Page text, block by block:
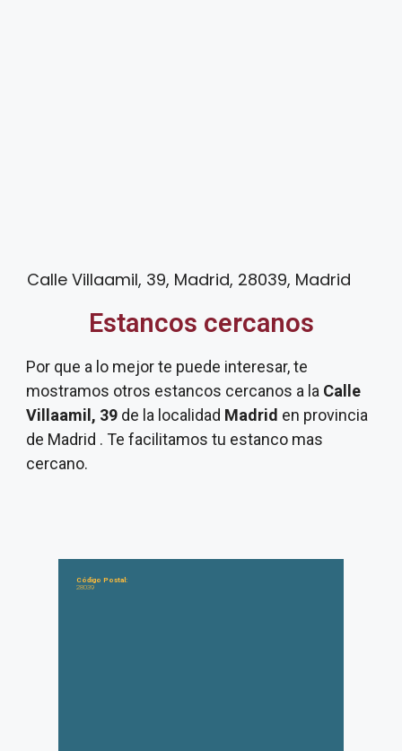
Calle Villaamil, 39, Madrid, 28039, Madrid
Estancos cercanos
Por que a lo mejor te puede interesar, te
mostramos otros estancos cercanos a la Calle
Villaamil, 39 de la localidad Madrid en provincia
de Madrid . Te facilitamos tu estanco mas
cercano.
Código Postal:
28039